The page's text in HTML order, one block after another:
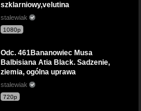
szklarniowy,velutina
stalewiak
1080p
Odc. 461Bananowiec Musa
Balbisiana Atia Black. Sadzenie,
ziemia, ogólna uprawa
stalewiak
720p